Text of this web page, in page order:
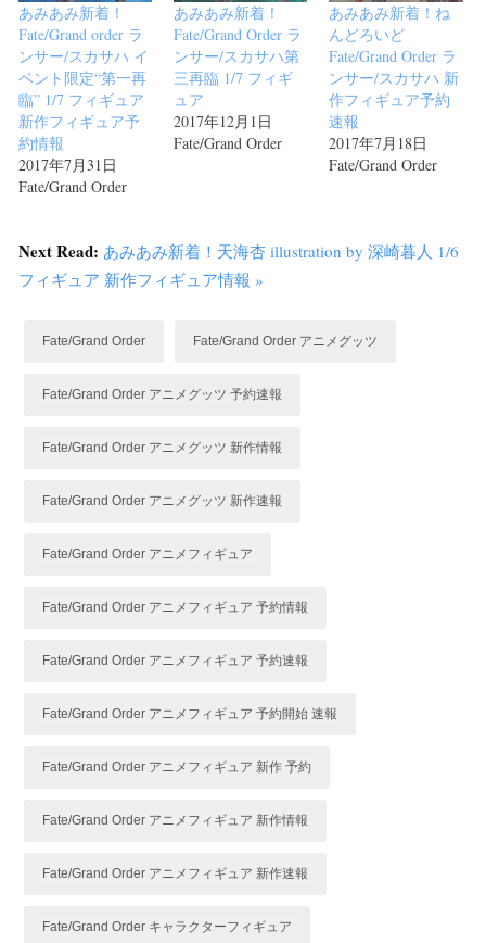
あみあみ新着！
Fate/Grand order ラ
ンサー/スカサハ イ
ベント限定“第一再
臨” 1/7 フィギュア
新作フィギュア予
約情報
2017年7月31日
Fate/Grand Order
あみあみ新着！
Fate/Grand Order ラ
ンサー/スカサハ第
三再臨 1/7 フィギ
ュア
2017年12月1日
Fate/Grand Order
あみあみ新着！ね
んどろいど
Fate/Grand Order ラ
ンサー/スカサハ 新
作フィギュア予約
速報
2017年7月18日
Fate/Grand Order
Next Read: あみあみ新着！天海杏 illustration by 深崎暮人 1/6
フィギュア 新作フィギュア情報 »
Fate/Grand Order Fate/Grand Order アニメグッツ
Fate/Grand Order アニメグッツ 予約速報
Fate/Grand Order アニメグッツ 新作情報
Fate/Grand Order アニメグッツ 新作速報
Fate/Grand Order アニメフィギュア
Fate/Grand Order アニメフィギュア 予約情報
Fate/Grand Order アニメフィギュア 予約速報
Fate/Grand Order アニメフィギュア 予約開始 速報
Fate/Grand Order アニメフィギュア 新作 予約
Fate/Grand Order アニメフィギュア 新作情報
Fate/Grand Order アニメフィギュア 新作速報
Fate/Grand Order キャラクターフィギュア